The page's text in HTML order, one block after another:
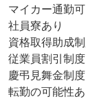
マイカー通勤
社員寮あり
資格取得助成
従業員割引制度
慶弔見舞金制度
転勤の可能性